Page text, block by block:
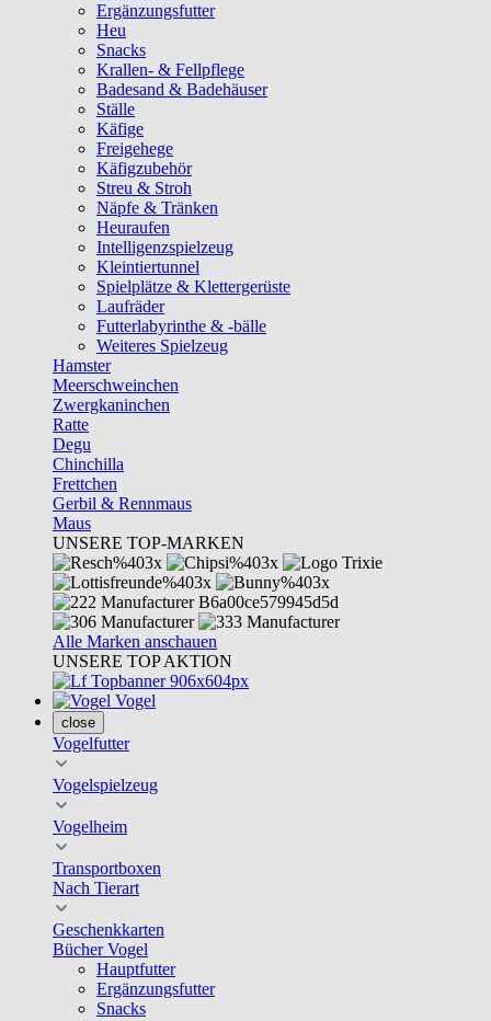
Ergänzungsfutter
Heu
Snacks
Krallen- & Fellpflege
Badesand & Badehäuser
Ställe
Käfige
Freigehege
Käfigzubehör
Streu & Stroh
Näpfe & Tränken
Heuraufen
Intelligenzspielzeug
Kleintiertunnel
Spielplätze & Klettergerüste
Laufräder
Futterlabyrinthe & -bälle
Weiteres Spielzeug
Hamster
Meerschweinchen
Zwergkaninchen
Ratte
Degu
Chinchilla
Frettchen
Gerbil & Rennmaus
Maus
UNSERE TOP-MARKEN
Alle Marken anschauen
UNSERE TOP AKTION
Vogel
close
Vogelfutter
Vogelspielzeug
Vogelheim
Transportboxen
Nach Tierart
Geschenkkarten
Bücher Vogel
Hauptfutter
Ergänzungsfutter
Snacks